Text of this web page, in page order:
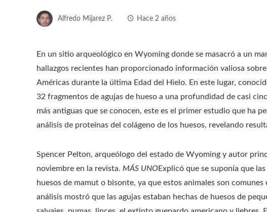
Alfredo Mijarez P. Hace 2 años
En un sitio arqueológico en Wyoming donde se masacró a un
hallazgos recientes han proporcionado información valiosa
Américas durante la última Edad del Hielo. En este lugar,
32 fragmentos de agujas de hueso a una profundidad de casi
más antiguas que se conocen, este es el primer estudio que ha
análisis de proteínas del colágeno de los huesos, revelando
Spencer Pelton, arqueólogo del estado de Wyoming y autor
noviembre en la revista. MÁS UNOExplicó que se suponía que
huesos de mamut o bisonte, ya que estos animales son
análisis mostró que las agujas estaban hechas de huesos de